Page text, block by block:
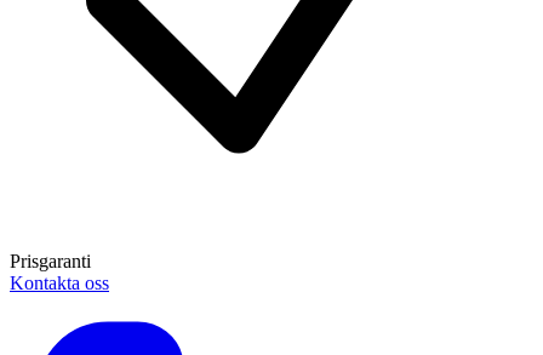
Prisgaranti
Kontakta oss